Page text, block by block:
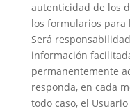
autenticidad de los
los formularios para
Será
información facilitada
permanentemente
responda, en cada
todo caso, el